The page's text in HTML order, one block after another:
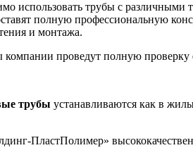
использовать трубы с
полную профессиональную
и монтажа.
проведут полную
трубы устанавливаются как в
ПластПолимер»